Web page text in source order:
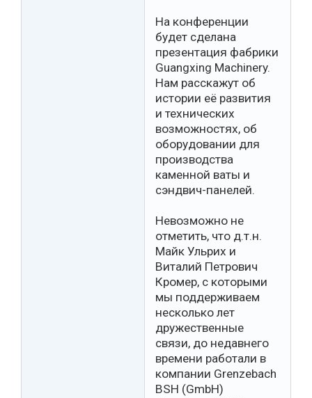
На конференции
будет сделана
презентация фабрики
Guangxing Machinery.
Нам расскажут об
истории её развития
и технических
возможностях, об
оборудовании для
производства
каменной ваты и
сэндвич-панелей.
Невозможно не
отметить, что д.т.н.
Майк Ульрих и
Виталий Петрович
Кромер, с которыми
мы поддерживаем
несколько лет
дружественные
связи, до недавнего
времени работали в
компании Grenzebach
BSH (GmbH)